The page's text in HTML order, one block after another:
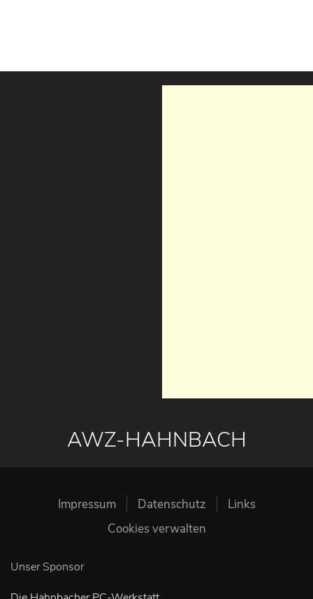
AWZ-HAHNBACH
Impressum Datenschutz
Links
Cookies verwalten
Unser Sponsor